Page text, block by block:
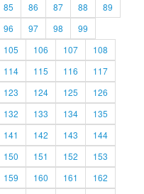
85 86 87 88
89
96 97 98
99
105 106 107
108
114 115 116
117
123 124 125
126
132 133 134
135
141 142 143
144
150 151 152
153
159 160 161
162